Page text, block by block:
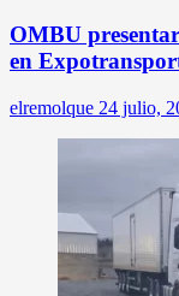
OMBU
en
elremolque 24 julio,